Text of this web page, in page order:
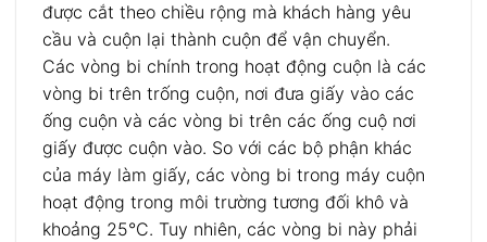
được cắt theo chiều rộng mà khách hàng yêu
cầu và cuộn lại thành cuộn để vận chuyển.
Các vòng bi chính trong hoạt động cuộn là các
vòng bi trên trống cuộn, nơi đưa giấy vào các
ống cuộn và các vòng bi trên các ống cuộ nơi
giấy được cuộn vào. So với các bộ phận khác
của máy làm giấy, các vòng bi trong máy cuộn
hoạt động trong môi trường tương đối khô và
khoảng 25°C. Tuy nhiên, các vòng bi này phải